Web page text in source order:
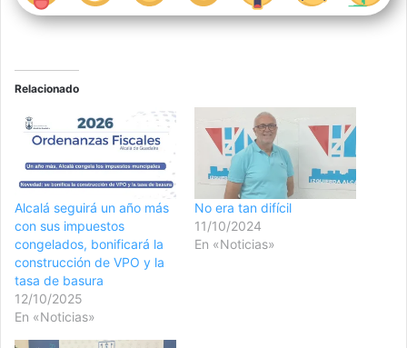
Relacionado
Alcalá seguirá un año más
con sus impuestos
congelados, bonificará la
construcción de VPO y la
tasa de basura
12/10/2025
En «Noticias»
No era tan difícil
11/10/2024
En «Noticias»